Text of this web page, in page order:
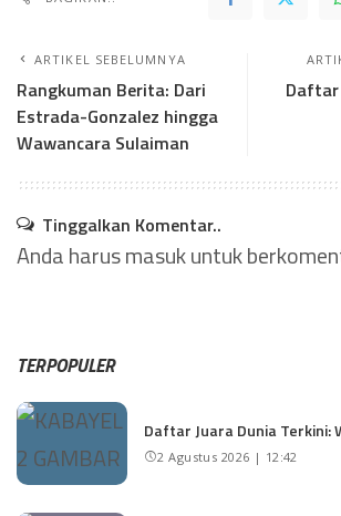
ARTIKEL SEBELUMNYA
Rangkuman Berita: Dari
Estrada-Gonzalez hingga
Wawancara Sulaiman
Tinggalkan Komentar..
Anda harusmasukuntuk
TERPOPULER
Daftar Juara Dunia Terkini:
2 Agustus 2026 | 12:42